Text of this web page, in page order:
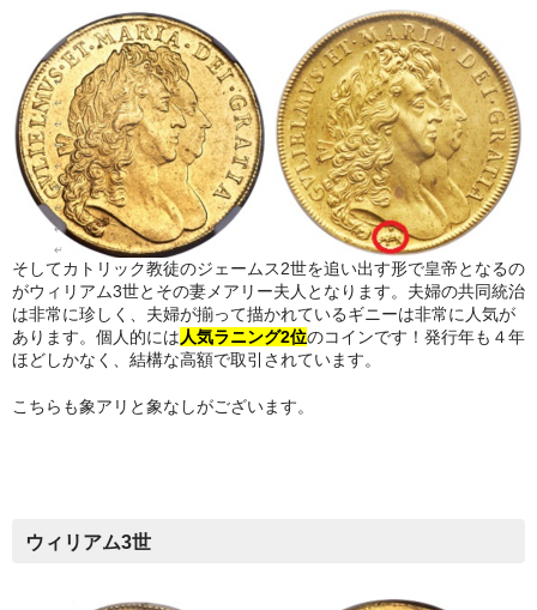
そしてカトリック教徒のジェームス2世を追い出す形で皇帝となるの
がウィリアム3世とその妻メアリー夫人となります。夫婦の共同統治
は非常に珍しく、夫婦が揃って描かれているギニーは非常に人気が
あります。個人的には人気ラニング2位のコインです！発行年も４年
ほどしかなく、結構な高額で取引されています。
こちらも象アリと象なしがございます。
ウィリアム3世